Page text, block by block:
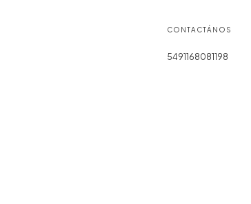
CONTACTÁNOS
5491168081198